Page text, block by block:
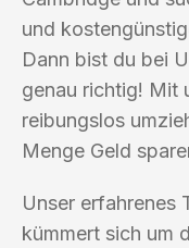
und
Dann bist du bei
genau richtig! Mit
reibungslos
Menge Geld
Unser erfahrenes
kümmert sich um